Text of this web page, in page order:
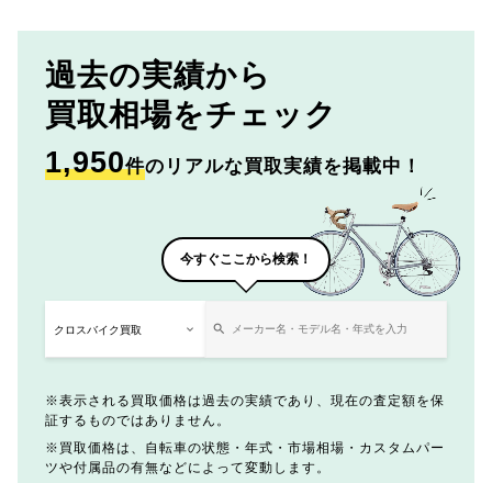
過去の実績から
買取相場をチェック
1,950件のリアルな買取実績を掲載中！
今すぐここから検索！
表示される買取価格は過去の実績であり、現在の査定額を保
証するものではありません。
買取価格は、自転車の状態・年式・市場相場・カスタムパー
ツや付属品の有無などによって変動します。